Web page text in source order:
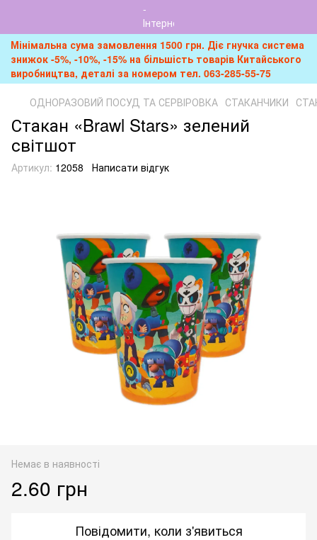
Мінімальна сума замовлення 1500 грн. Діє гнучка система
знижок -5%, -10%, -15% на більшість товарів Китайського
виробництва, деталі за номером тел. 063-285-55-75
ОДНОРАЗОВИЙ ПОСУД ТА СЕРВІРОВКА СТАКАНЧИКИ
Стакан «Brawl Stars» зелений
світшот
Артикул: 12058 Написати відгук
Немає в наявності
2.60 грн
Повідомити, коли з'явиться